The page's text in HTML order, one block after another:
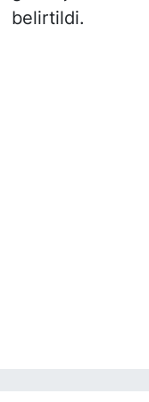
belirtildi.